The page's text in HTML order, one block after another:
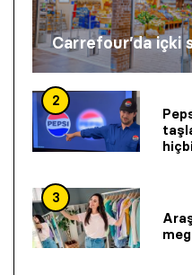
Carrefour’da içki
2
3